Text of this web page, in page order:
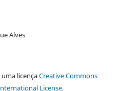
Alves
licençaCreative Commons
License.